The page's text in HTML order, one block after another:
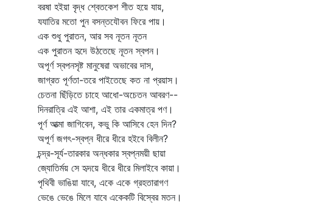
বরষা হইয়া বৃদ্ধ শ্বেতকেশ শীত হয়ে যায়,
যযাতির মতো পুন বসন্তযৌবন ফিরে পায়।
এক শুধু পুরাতন, আর সব নূতন নূতন
এক পুরাতন হৃদে উঠতেছে নূতন স্বপন।
অপূর্ণ স্বপনসৃষ্ট মানুষেরা অভাবের দাস,
জাগ্রত পূর্ণতা-তরে পাইতেছে কত না প্রয়াস।
চেতনা ছিঁড়িতে চাহে আধো-অচেতন আবরণ--
দিনরাত্রি এই আশা, এই তার একমাত্র পণ।
পূর্ণ আত্মা জাগিবেন, কভু কি আসিবে হেন দিন?
অপূর্ণ জগৎ-স্বপ্ন ধীরে ধীরে হইবে বিলীন?
চন্দ্র-সূর্য-তারকার অন্ধকার স্বপ্নময়ী ছায়া
জ্যোতির্ময় সে হৃদয়ে ধীরে ধীরে মিলাইবে কায়া।
পৃথিবী ভাঙিয়া যাবে, একে একে গ্রহতারাগণ
ভেঙে ভেঙে মিলে যাবে একেকটি বিস্বের মতন।